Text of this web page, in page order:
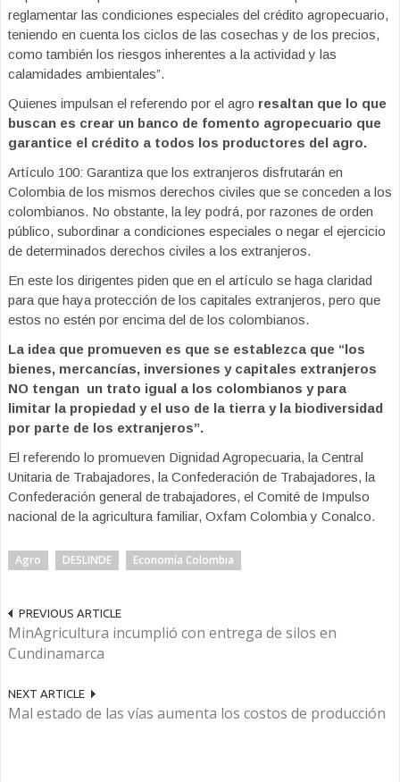
reglamentar las condiciones especiales del crédito agropecuario,
teniendo en cuenta los ciclos de las cosechas y de los precios,
como también los riesgos inherentes a la actividad y las
calamidades ambientales”.
Quienes impulsan el referendo por el agro resaltan que lo que
buscan es crear un banco de fomento agropecuario que
garantice el crédito a todos los productores del agro.
Artículo 100: Garantiza que los extranjeros disfrutarán en
Colombia de los mismos derechos civiles que se conceden a los
colombianos. No obstante, la ley podrá, por razones de orden
público, subordinar a condiciones especiales o negar el ejercicio
de determinados derechos civiles a los extranjeros.
En este los dirigentes piden que en el artículo se haga claridad
para que haya protección de los capitales extranjeros, pero que
estos no estén por encima del de los colombianos.
La idea que promueven es que se establezca que “los
bienes, mercancías, inversiones y capitales extranjeros
NO tengan un trato igual a los colombianos y para
limitar la propiedad y el uso de la tierra y la biodiversidad
por parte de los extranjeros”.
El referendo lo promueven Dignidad Agropecuaria, la Central
Unitaria de Trabajadores, la Confederación de Trabajadores, la
Confederación general de trabajadores, el Comité de Impulso
nacional de la agricultura familiar, Oxfam Colombia y Conalco.
Agro DESLINDE Economía Colombia
PREVIOUS ARTICLE
MinAgricultura incumplió con entrega de silos en
Cundinamarca
NEXT ARTICLE
Mal estado de las vías aumenta los costos de producción